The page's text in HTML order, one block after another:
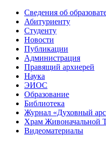
Сведения об
Абитуриенту
Студенту
Новости
Публикации
Администрация
Правящий архиерей
Наука
ЭИОС
Образование
Библиотека
Журнал «Духовный
Храм Живоначальной
Видеоматериалы